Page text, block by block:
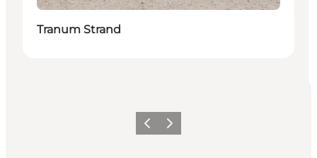
Tranum Strand
ZurückWeiter